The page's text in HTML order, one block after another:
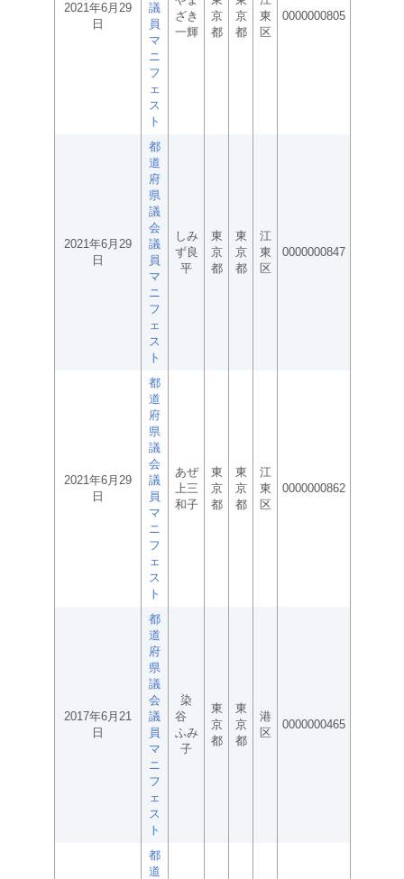
2021年6月29
日
議
員
マ
ニ
フ
ェ
ス
ト
ざき
一輝
京
都
京
都
東
区
0000000805
2021年6月29
日
都
道
府
県
議
会
議
員
マ
ニ
フ
ェ
ス
ト
しみ
ず良
平
東
京
都
東
京
都
江
東
区
0000000847
2021年6月29
日
都
道
府
県
議
会
議
員
マ
ニ
フ
ェ
ス
ト
あぜ
上三
和子
東
京
都
東
京
都
江
東
区
0000000862
2017年6月21
日
都
道
府
県
議
会
議
員
マ
ニ
フ
ェ
ス
ト
染
谷
ふみ
子
東
京
都
東
京
都
港
区
0000000465
都
道